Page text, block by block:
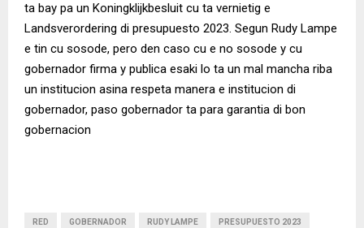
ta bay pa un Koningklijkbesluit cu ta vernietig e
Landsverordering di presupuesto 2023. Segun Rudy Lampe
e tin cu sosode, pero den caso cu e no sosode y cu
gobernador firma y publica esaki lo ta un mal mancha riba
un institucion asina respeta manera e institucion di
gobernador, paso gobernador ta para garantia di bon
gobernacion
RED GOBERNADOR RUDY LAMPE PRESUPUESTO 2023